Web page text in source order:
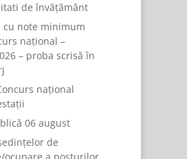
de învățământ
cu note minimum
național –
– proba scrisă în
național
06 august
de